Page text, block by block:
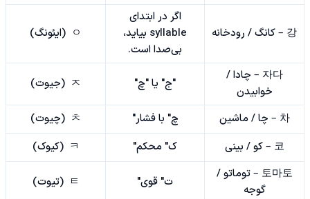
강 – کانگ / رودخانه
اگر در ابتدای
syllable بیاید،
بی‌صدا است.
ㅇ (ایئونگ)
자다 – چادا /
خوابیدن
"ج" یا "چ" ㅈ (جیوت)
차 – چا / ماشین چ" با فشار"
ㅊ (چیوت)
코 – کو / بینی
ک" محکم"
ㅋ (کیوک)
토마토 – توماتو /
گوجه
ت" قوی" ㅌ (تیوت)